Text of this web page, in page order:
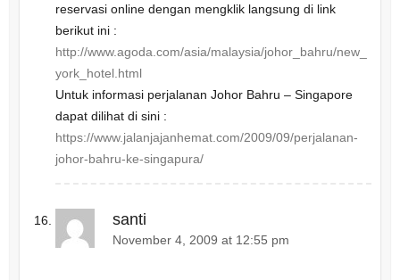
reservasi online dengan mengklik langsung di link
berikut ini :
http://www.agoda.com/asia/malaysia/johor_bahru/new_
york_hotel.html
Untuk informasi perjalanan Johor Bahru – Singapore
dapat dilihat di sini :
https://www.jalanjajanhemat.com/2009/09/perjalanan-
johor-bahru-ke-singapura/
santi
November 4, 2009 at 12:55 pm